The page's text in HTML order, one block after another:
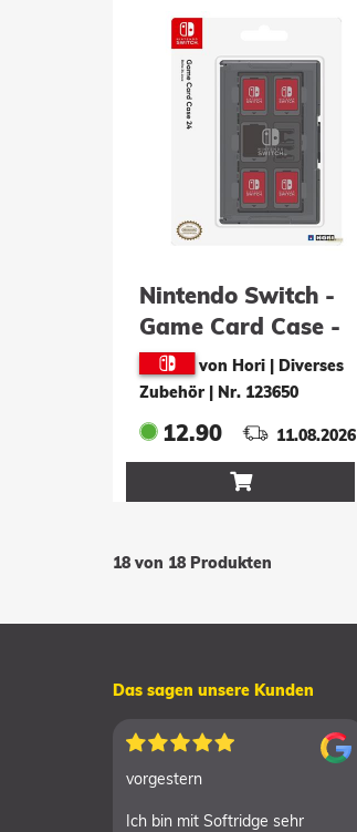
Nintendo Switch -
Game Card Case -
blackvon Hori | Diverses
Zubehör | Nr. 123650
12.90 11.08.2026

18 von 18 Produkten
Das sagen unsere Kunden
vorgestern
Ich bin mit Softridge sehr